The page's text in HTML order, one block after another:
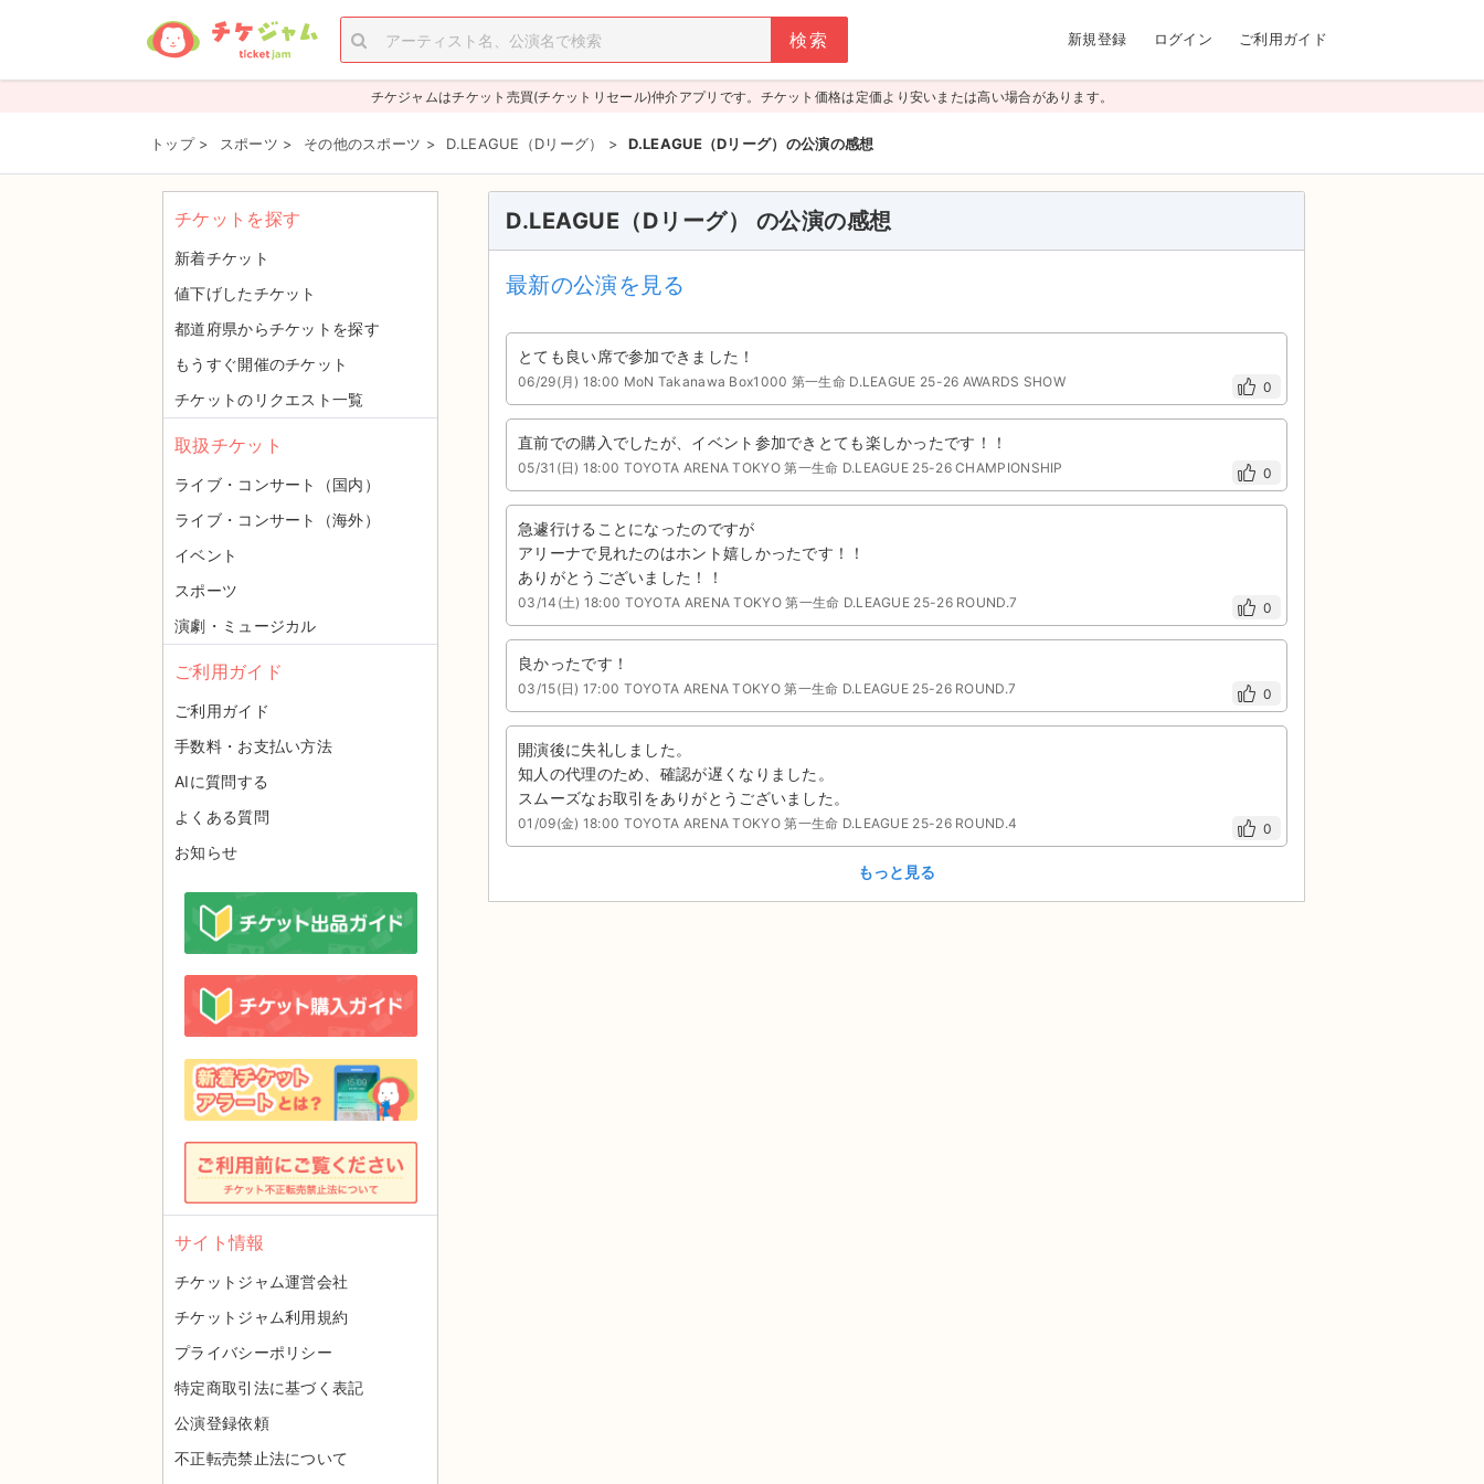
新規登録 ログイン ご利用ガイド
チケジャムはチケット売買(チケットリセール)仲介アプリです。チケット価格は定価より安いまたは高い場合があります。
トップ > スポーツ > その他のスポーツ > D.LEAGUE（Dリーグ） > D.LEAGUE（Dリーグ）の公演の感想
D.LEAGUE（Dリーグ） の公演の感想
最新の公演を見る
とても良い席で参加できました！
06/29(月) 18:00 MoN Takanawa Box1000 第一生命 D.LEAGUE 25-26 AWARDS SHOW 0
直前での購入でしたが、イベント参加できとても楽しかったです！！
05/31(日) 18:00 TOYOTA ARENA TOKYO 第一生命 D.LEAGUE 25-26 CHAMPIONSHIP 0
急遽行けることになったのですが
アリーナで見れたのはホント嬉しかったです！！
ありがとうございました！！
03/14(土) 18:00 TOYOTA ARENA TOKYO 第一生命 D.LEAGUE 25-26 ROUND.7 0
良かったです！
03/15(日) 17:00 TOYOTA ARENA TOKYO 第一生命 D.LEAGUE 25-26 ROUND.7 0
開演後に失礼しました。
知人の代理のため、確認が遅くなりました。
スムーズなお取引をありがとうございました。
01/09(金) 18:00 TOYOTA ARENA TOKYO 第一生命 D.LEAGUE 25-26 ROUND.4 0
もっと見る
チケットを探す
新着チケット
値下げしたチケット
都道府県からチケットを探す
もうすぐ開催のチケット
チケットのリクエスト一覧
取扱チケット
ライブ・コンサート（国内）
ライブ・コンサート（海外）
イベント
スポーツ
演劇・ミュージカル
ご利用ガイド
ご利用ガイド
手数料・お支払い方法
AIに質問する
よくある質問
お知らせ
サイト情報
チケットジャム運営会社
チケットジャム利用規約
プライバシーポリシー
特定商取引法に基づく表記
公演登録依頼
不正転売禁止法について